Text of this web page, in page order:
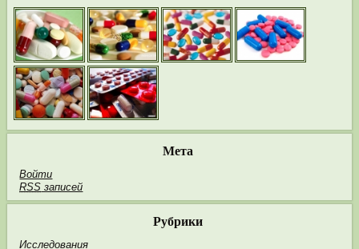
Мета
Войти
RSS записей
Рубрики
Исследования